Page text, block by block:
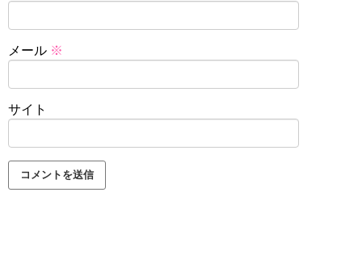
メール ※
サイト